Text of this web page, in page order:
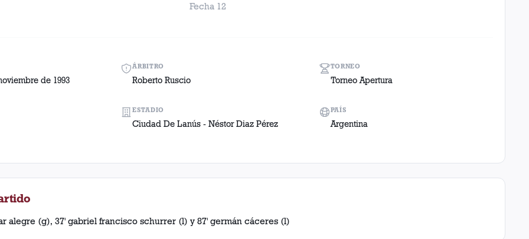
Fecha 12
de 1993
ÁRBITRO
Roberto Ruscio
TORNEO
Torneo Apertura
ESTADIO
Ciudad De Lanús - Néstor Diaz Pérez
PAÍS
Argentina
alegre (g), 37' gabriel francisco schurrer (l) y 87' germán cáceres (l)